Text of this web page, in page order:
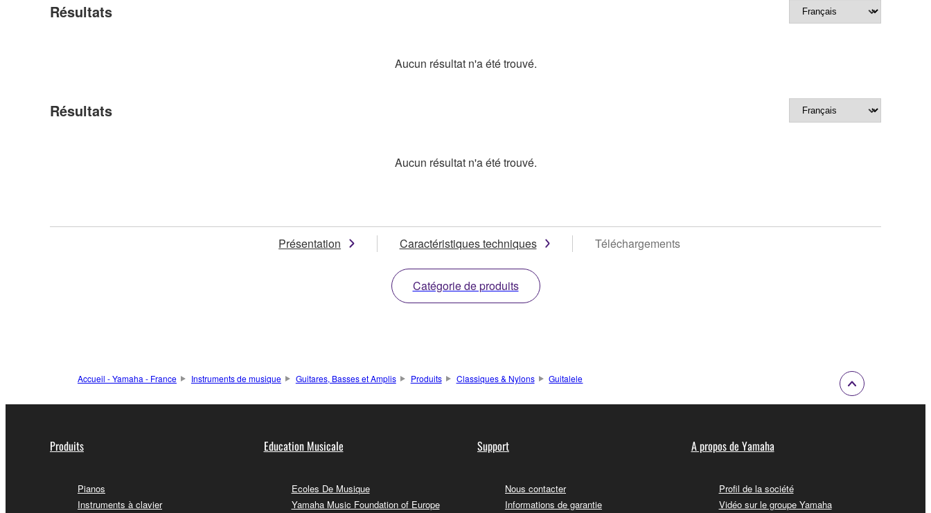
Résultats
Aucun résultat n'a été trouvé.
Résultats
Aucun résultat n'a été trouvé.
Présentation Caractéristiques techniques Téléchargements
Catégorie de produits
Accueil - Yamaha - France Instruments de musique Guitares, Basses et Amplis Produits Classiques & Nylons Guitalele
Produits
Pianos
Instruments à clavier
Education Musicale
Ecoles De Musique
Yamaha Music Foundation of Europe
Support
Nous contacter
Informations de garantie
A propos de Yamaha
Profil de la société
Vidéo sur le groupe Yamaha